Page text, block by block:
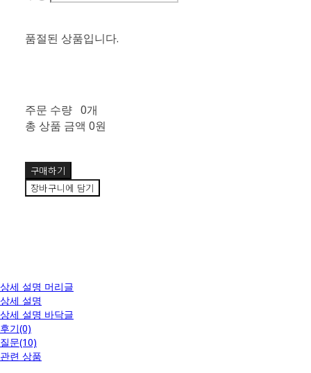
품절된 상품입니다.
주문 수량 0개
총 상품 금액 0원
구매하기
장바구니에 담기
상세 설명 머리글
상세 설명
상세 설명 바닥글
후기(0)
질문(10)
관련 상품